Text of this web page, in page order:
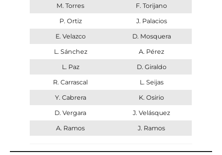
M. Torres F. Torijano
P. Ortiz J. Palacios
E. Velazco D. Mosquera
L. Sánchez A. Pérez
L. Paz D. Giraldo
R. Carrascal L. Seijas
Y. Cabrera K. Osirio
D. Vergara J. Velásquez
A. Ramos J. Ramos